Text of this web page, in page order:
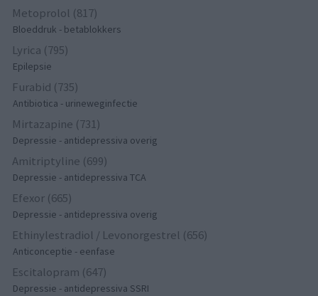
Metoprolol (817)
Bloeddruk - betablokkers
Lyrica (795)
Epilepsie
Furabid (735)
Antibiotica - urineweginfectie
Mirtazapine (731)
Depressie - antidepressiva overig
Amitriptyline (699)
Depressie - antidepressiva TCA
Efexor (665)
Depressie - antidepressiva overig
Ethinylestradiol / Levonorgestrel (656)
Anticonceptie - eenfase
Escitalopram (647)
Depressie - antidepressiva SSRI